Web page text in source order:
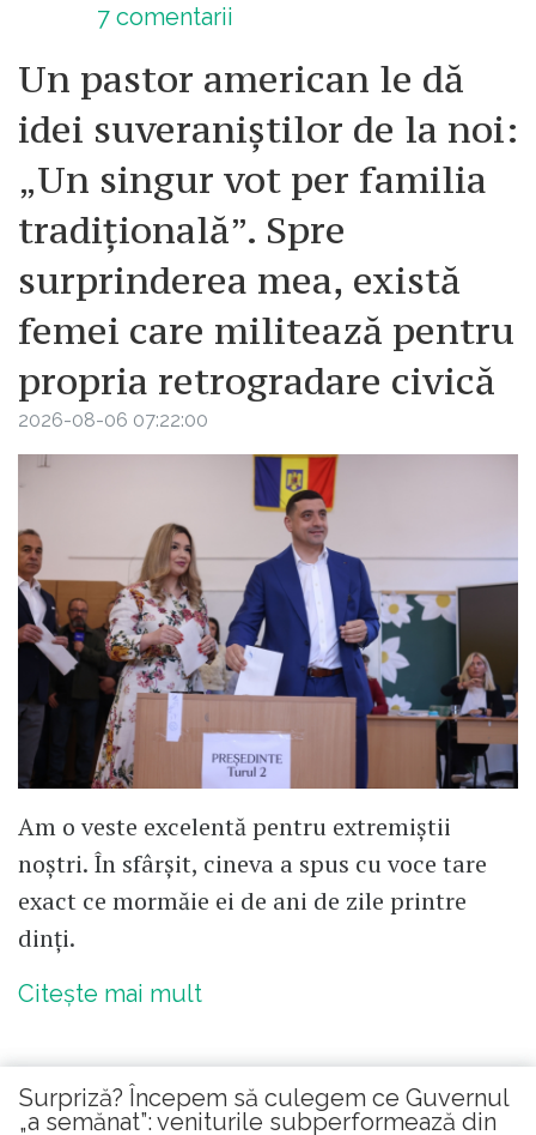
7 comentarii
Un pastor american le dă
idei suveraniștilor de la noi:
„Un singur vot per familia
tradițională”. Spre
surprinderea mea, există
femei care militează pentru
propria retrogradare civică
2026-08-06 07:22:00
Am o veste excelentă pentru extremiștii
noștri. În sfârșit, cineva a spus cu voce tare
exact ce mormăie ei de ani de zile printre
dinți.
Citește mai mult
Surpriză? Începem să culegem ce Guvernul
„a semănat”: veniturile subperformează din